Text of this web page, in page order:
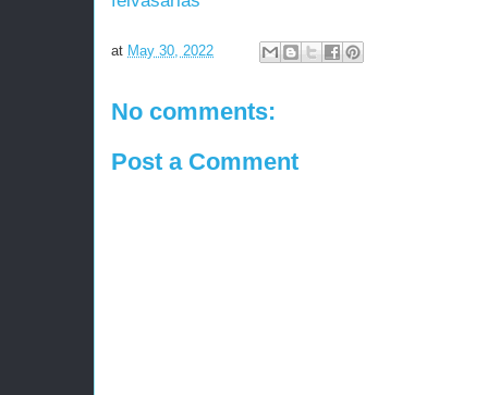
at May 30, 2022
No comments:
Post a Comment